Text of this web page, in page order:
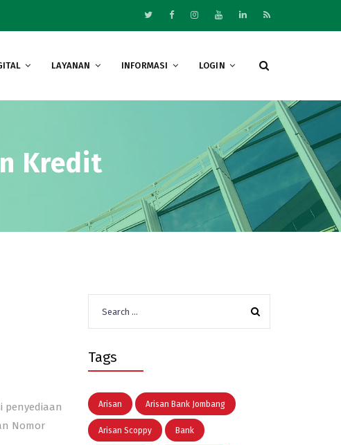
LAYANAN INFORMASI LOGIN
Kredit
penyediaan
Nomor
for:
Tags
Arisan Arisan Bank Jombang
Arisan Scoppy Bank